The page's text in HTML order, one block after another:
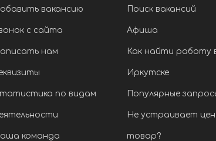
вакансию
с сайта
нам
по видам
команда
Поиск вакансий
Афиша
Как найти работу
Иркутске
Популярные
Не устраивает
товар?